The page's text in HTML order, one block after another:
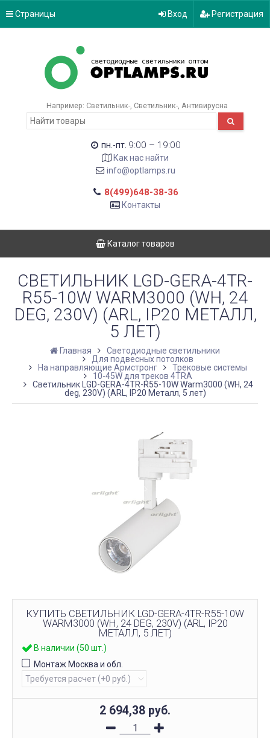
Страницы Вход Регистрация
Например: Светильник- Светильник- Антивирусна
пн.-пт. 9:00 – 19:00
Как нас найти
info@optlamps.ru
8(499)648-38-36
Контакты
Каталог товаров
СВЕТИЛЬНИК LGD-GERA-4TR-
R55-10W WARM3000 (WH, 24
DEG, 230V) (ARL, IP20 МЕТАЛЛ,
5 ЛЕТ)
Главная
Светодиодные светильники
Для подвесных потолков
На направляющие Армстронг
Трековые системы
10-45W для треков 4TRA
Светильник LGD-GERA-4TR-R55-10W Warm3000 (WH, 24
deg, 230V) (ARL, IP20 Металл, 5 лет)
КУПИТЬ СВЕТИЛЬНИК LGD-GERA-4TR-R55-10W
WARM3000 (WH, 24 DEG, 230V) (ARL, IP20
МЕТАЛЛ, 5 ЛЕТ)
В наличии (50 шт.)
Монтаж Москва и обл.
2 694,38 руб.